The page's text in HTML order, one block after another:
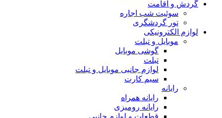
گردش و اقامت
سوئیت شب اجاره
تور گردشگری
لوازم الکترونیکی
موبایل و تبلت
گوشی موبایل
تبلت
لوازم جانبی موبایل و تبلت
سیم کارت
رایانه
رایانه همراه
رایانه رومیزی